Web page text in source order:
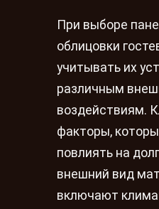
При выборе
облицовки
учитывать их
различным
воздействиям.
факторы,
повлиять на
внешний вид
включают